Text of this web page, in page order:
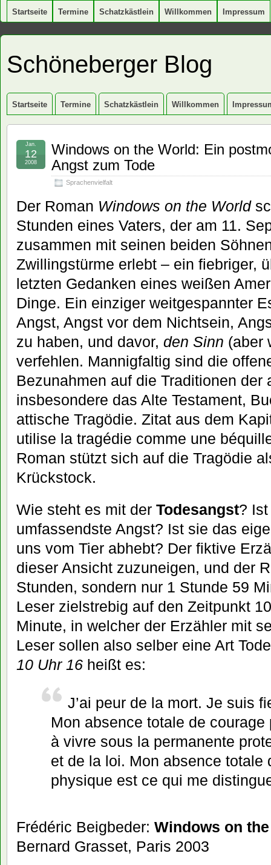
Startseite Termine Schatzkästlein Willkommen Impressum
Schöneberger Blog
Startseite Termine Schatzkästlein Willkommen
Windows on the World: Ein
Angst zum Tode
Sprachenvielfalt
Jan.
12
2008
Der Roman Windows on the World
Stunden eines Vaters, der am 11.
zusammen mit seinen beiden
Zwillingstürme erlebt – ein fiebriger,
letzten Gedanken eines weißen
Dinge. Ein einziger weitgespannter
Angst, Angst vor dem Nichtsein,
zu haben, und davor, den Sinn (aber
verfehlen. Mannigfaltig sind die
Bezunahmen auf die Traditionen der
insbesondere das Alte Testament,
attische Tragödie. Zitat aus dem
utilise la tragédie comme une
Roman stützt sich auf die Tragödie
Krückstock.
Wie steht es mit der Todesangst?
umfassendste Angst? Ist sie das
uns vom Tier abhebt? Der fiktive
dieser Ansicht zuzuneigen, und der
Stunden, sondern nur 1 Stunde 59
Leser zielstrebig auf den Zeitpunkt
Minute, in welcher der Erzähler mit
Leser sollen also selber eine Art
10 Uhr 16 heißt es:
J’ai peur de la mort. Je suis
Mon absence totale de courage
à vivre sous la permanente
et de la loi. Mon absence totale
physique est ce qui me
Frédéric Beigbeder: Windows on
Bernard Grasset, Paris 2003